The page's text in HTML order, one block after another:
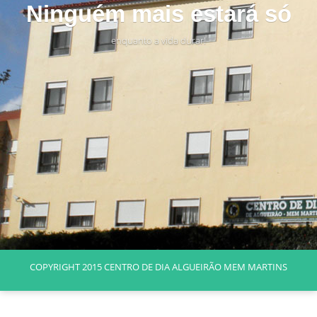
Ninguém mais estará só
enquanto a vida durar!
COPYRIGHT 2015 CENTRO DE DIA ALGUEIRÃO MEM MARTINS